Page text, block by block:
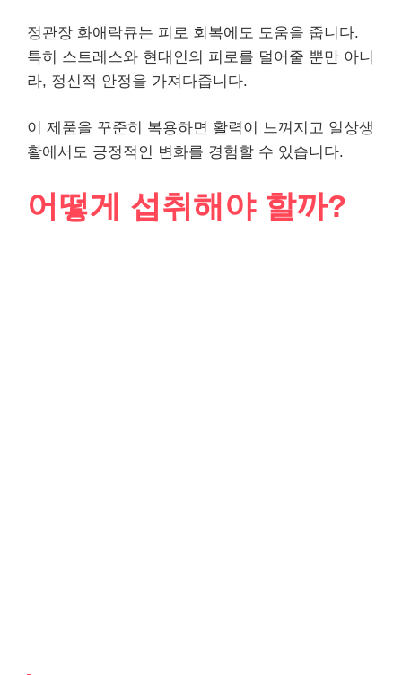
정관장 화애락큐는 피로 회복에도 도움을 줍니다.
특히 스트레스와 현대인의 피로를 덜어줄 뿐만 아니
라, 정신적 안정을 가져다줍니다.
이 제품을 꾸준히 복용하면 활력이 느껴지고 일상생
활에서도 긍정적인 변화를 경험할 수 있습니다.
어떻게 섭취해야 할까?